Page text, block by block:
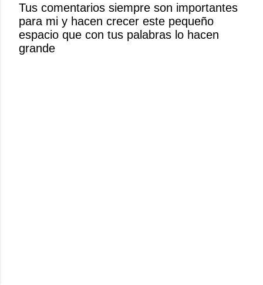
u
n
c
o
Tus comentarios siempre son importantes
para mi y hacen crecer este pequeño
espacio que con tus palabras lo hacen
grande